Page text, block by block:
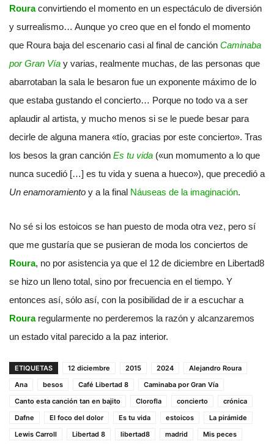
Rouraconvirtiendo el momento en un espectáculo de diversión
y surrealismo… Aunque yo creo que en el fondo el momento
que Roura baja del escenario casi al final de canción Caminaba
por Gran Vía y varias, realmente muchas, de las personas que
abarrotaban la sala le besaron fue un exponente máximo de lo
que estaba gustando el concierto… Porque no todo va a ser
aplaudir al artista, y mucho menos si se le puede besar para
decirle de alguna manera «tío, gracias por este concierto». Tras
los besos la gran canción Es tu vida («un momumento a lo que
nunca sucedió […] es tu vida y suena a hueco»), que precedió a
Un enamoramiento y a la final Náuseas de la imaginación.
No sé si los estoicos se han puesto de moda otra vez, pero sí
que me gustaría que se pusieran de moda los conciertos de
Roura, no por asistencia ya que el 12 de diciembre en Libertad8
se hizo un lleno total, sino por frecuencia en el tiempo. Y
entonces así, sólo así, con la posibilidad de ir a escuchar a
Rouraregularmente no perderemos la razón y alcanzaremos
un estado vital parecido a la paz interior.
ETIQUETAS 12 diciembre 2015 2024
Alejandro Roura
Ana
besos Café Libertad 8
Caminaba por Gran Vía
Canto esta canción tan en bajito
Clorofla concierto
crónica
Dafne
El foco del dolor Es tu vida estoicos
La pirámide
Lewis Carroll
Libertad 8 libertad8 madrid
Mis peces